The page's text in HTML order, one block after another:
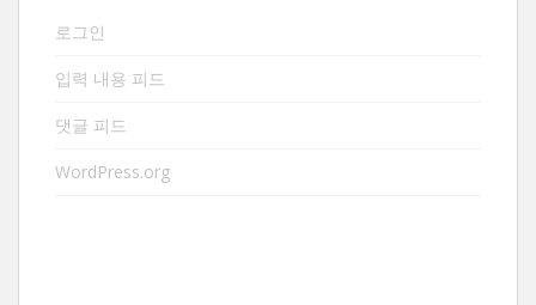
로그인
입력 내용 피드
댓글 피드
WordPress.org